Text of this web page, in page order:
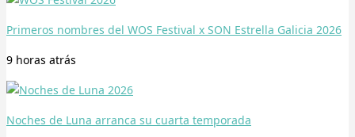
Primeros nombres del WOS Festival x SON Estrella Galicia 2026
9 horas atrás
Noches de Luna arranca su cuarta temporada